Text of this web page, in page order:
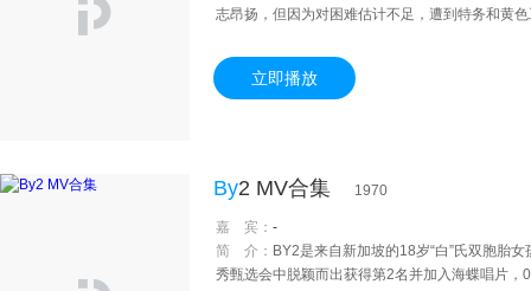
志昂扬，但因为对困难估计不足，遭到特务和黄
色工会，掌握敌人的阴谋和动向。这时，国民党
机进行血腥镇压，工人们不怕牺牲予以回击，终
立即播放
By2 MV合集 1970
嘉 宾： -
简 介： BY2是来自新加坡的18岁“白”氏双胞胎
秀甄选会中脱颖而出获得第2名并加入海蝶唱片